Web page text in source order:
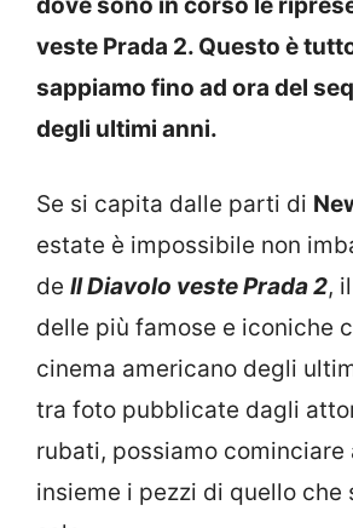
veste Prada 2. Questo è
sappiamo fino ad ora del
degli ultimi anni.
Se si capita dalle parti di
estate è impossibile non
de Il Diavolo veste Prada 2,
delle più famose e iconiche
cinema americano degli
tra foto pubblicate dagli
rubati, possiamo cominciare
insieme i pezzi di quello che